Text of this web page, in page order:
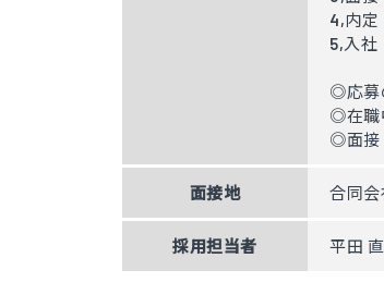
4,内定
5,入社
◎応募
◎在職
◎面接
面接地 合同会
採用担当者 平田